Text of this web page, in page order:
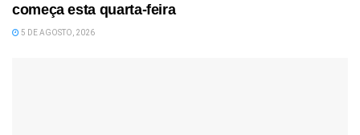
começa esta quarta-feira
5 DE AGOSTO, 2026